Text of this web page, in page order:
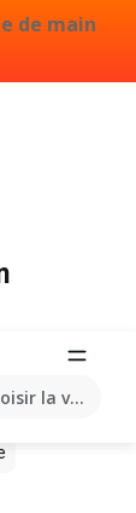
de main
des Choisir la ville